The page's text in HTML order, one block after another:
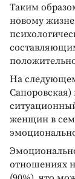
Таким
новому
На
женщин в
отношениях